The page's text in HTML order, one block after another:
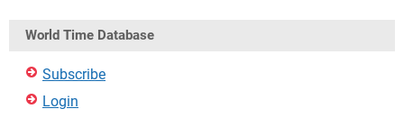
World Time Database
Subscribe
Login